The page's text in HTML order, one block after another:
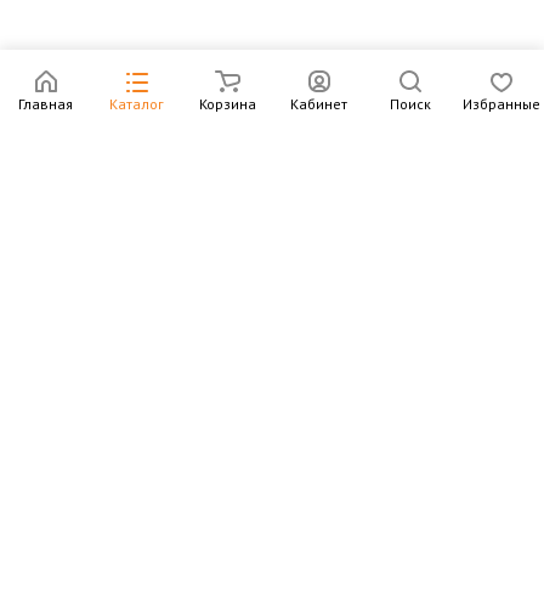
Главная Каталог Корзина Кабинет Поиск Избранные